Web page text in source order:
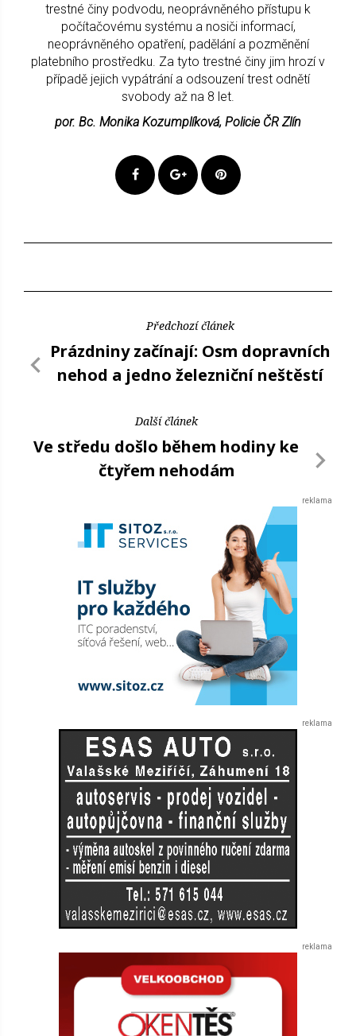
trestné činy podvodu, neoprávněného přístupu k
počítačovému systému a nosiči informací,
neoprávněného opatření, padělání a pozměnění
platebního prostředku. Za tyto trestné činy jim hrozí v
případě jejich vypátrání a odsouzení trest odnětí
svobody až na 8 let.
por. Bc. Monika Kozumplíková, Policie ČR Zlín
Předchozí článek
Prázdniny začínají: Osm dopravních
nehod a jedno železniční neštěstí
Další článek
Ve středu došlo během hodiny ke
čtyřem nehodám